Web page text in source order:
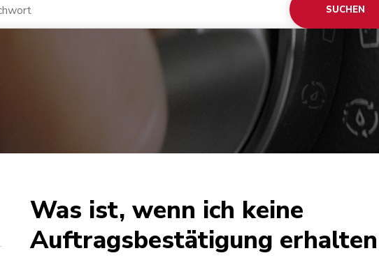
SUCHEN
Was ist, wenn ich keine
Auftragsbestätigung erhalten